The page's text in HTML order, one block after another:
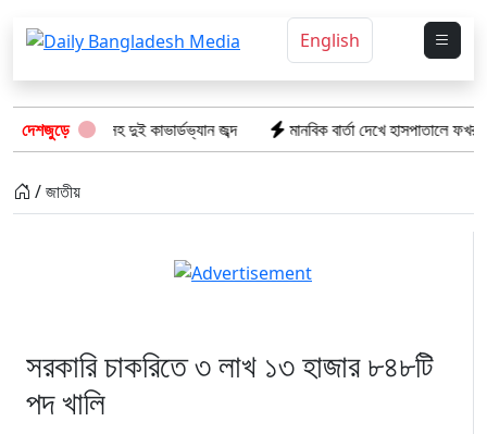
English
দেশজুড়েপণ্যসহ দুই কাভার্ডভ্যান জব্দ মানবিক বার্তা দেখে হাসপাতালে ফখরুল
/ জাতীয়
সরকারি চাকরিতে ৩ লাখ ১৩ হাজার ৮৪৮টি
পদ খালি